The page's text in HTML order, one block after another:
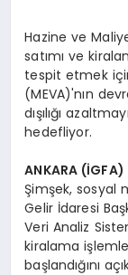
Hazine ve
satımı ve
tespit etmek
(MEVA)'nın
dışılığı
hedefliyor.
ANKARA (İGFA)
Şimşek, sosyal
Gelir İdaresi
Veri Analiz
kiralama
başlandığını